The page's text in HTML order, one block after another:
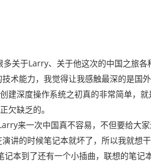
关于Larry、关于他这次的中国之旅各
术能力，我觉得让我感触最深的是国
建深度操作系统之初真的非常简单，
欠缺乏的。
来一次中国真不容易，不但要给大
讲的时候笔记本就坏了，所以我就
本到了还有一个小插曲，联想的笔